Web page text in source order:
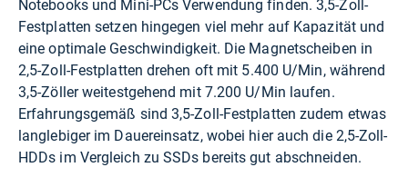
Notebooks und Mini-PCs Verwendung finden. 3,5-Zoll-
Festplatten setzen hingegen viel mehr auf Kapazität und
eine optimale Geschwindigkeit. Die Magnetscheiben in
2,5-Zoll-Festplatten drehen oft mit 5.400 U/Min, während
3,5-Zöller weitestgehend mit 7.200 U/Min laufen.
Erfahrungsgemäß sind 3,5-Zoll-Festplatten zudem etwas
langlebiger im Dauereinsatz, wobei hier auch die 2,5-Zoll-
HDDs im Vergleich zu SSDs bereits gut abschneiden.